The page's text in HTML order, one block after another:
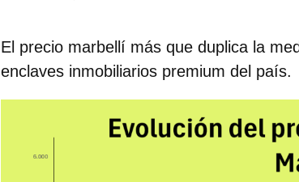
El precio marbellí más que duplica la
enclaves inmobiliarios premium del país.